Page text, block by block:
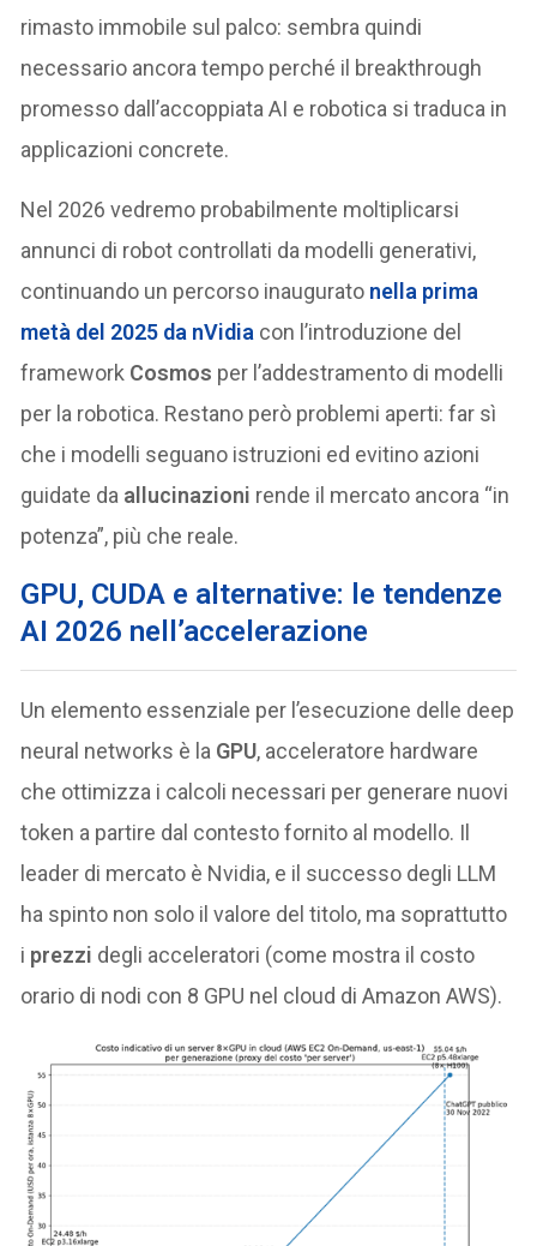
rimasto immobile sul palco: sembra quindi
necessario ancora tempo perché il breakthrough
promesso dall’accoppiata AI e robotica si traduca in
applicazioni concrete.
Nel 2026 vedremo probabilmente moltiplicarsi
annunci di robot controllati da modelli generativi,
continuando un percorso inaugurato nella prima
metà del 2025 da nVidia con l’introduzione del
framework Cosmos per l’addestramento di modelli
per la robotica. Restano però problemi aperti: far sì
che i modelli seguano istruzioni ed evitino azioni
guidate da allucinazioni rende il mercato ancora “in
potenza”, più che reale.
GPU, CUDA e alternative: le tendenze
AI 2026 nell’accelerazione
Un elemento essenziale per l’esecuzione delle deep
neural networks è la GPU, acceleratore hardware
che ottimizza i calcoli necessari per generare nuovi
token a partire dal contesto fornito al modello. Il
leader di mercato è Nvidia, e il successo degli LLM
ha spinto non solo il valore del titolo, ma soprattutto
i prezzi degli acceleratori (come mostra il costo
orario di nodi con 8 GPU nel cloud di Amazon AWS).